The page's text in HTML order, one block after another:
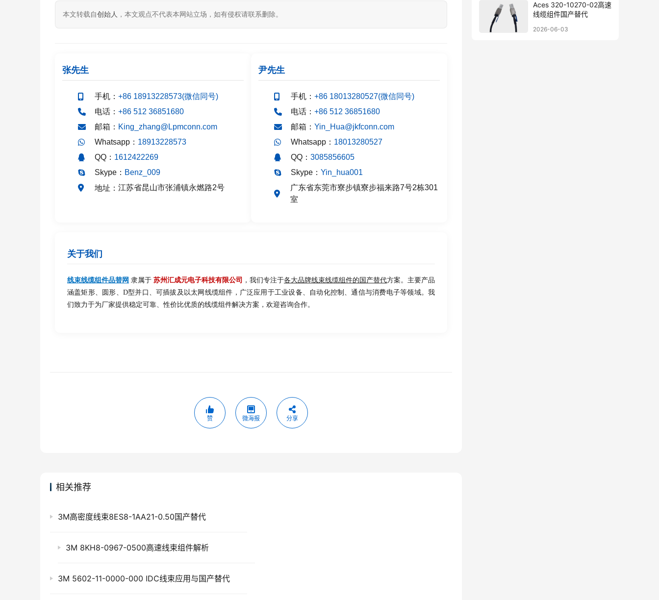
本文转载自创始人 ，本文观点不代表本网站立场，如有侵权请联系删除。
张先生
手机： +86 18913228573(微信同号)
电话： +86 512 36851680
邮箱： King_zhang@Lpmconn.com
Whatsapp： 18913228573
QQ： 1612422269
Skype： Benz_009
地址： 江苏省昆山市张浦镇永燃路2号
尹先生
手机： +86 18013280527(微信同号)
电话： +86 512 36851680
邮箱： Yin_Hua@jkfconn.com
Whatsapp： 18013280527
QQ： 3085856605
Skype： Yin_hua001
广东省东莞市寮步镇寮步福来路7号2栋301
室
关于我们
线束线缆组件品替网 隶属于 苏州汇成元电子科技有限公司 ，我们专注于各大品牌线束线缆组件的国产替代方案。主要产品
涵盖矩形、圆形、D型并口、可插拔及以太网线缆组件，广泛应用于工业设备、自动化控制、通信与消费电子等领域。我
们致力于为厂家提供稳定可靠、性价比优质的线缆组件解决方案，欢迎咨询合作。
赞 微海报 分享
相关推荐
3M高密度线束8ES8-1AA21-0.50国产替代
3M 8KH8-0967-0500高速线束组件解析
3M 5602-11-0000-000 IDC线束应用与国产替代
Aces 320-10270-02高速
线缆组件国产替代
2026-06-03